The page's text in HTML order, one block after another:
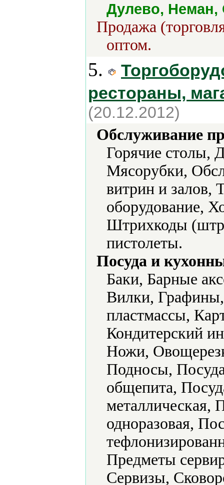
Дулево,
Продажа
оптом.
5.
рестораны,
(20.12.2012)
Обслуживание
Горячие столы,
Мясорубки,
витрин и залов,
оборудование,
Штрихкоды
пистолеты.
Посуда и
Баки, Барные
Вилки, Графины,
пластмассы,
Кондитерский
Ножи,
Подносы,
общепита,
металлическая,
одноразовая,
Предметы
Сервизы,